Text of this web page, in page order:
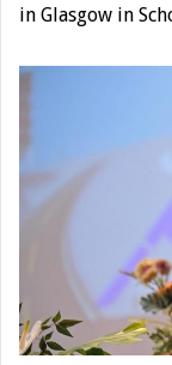
in Glasgow in